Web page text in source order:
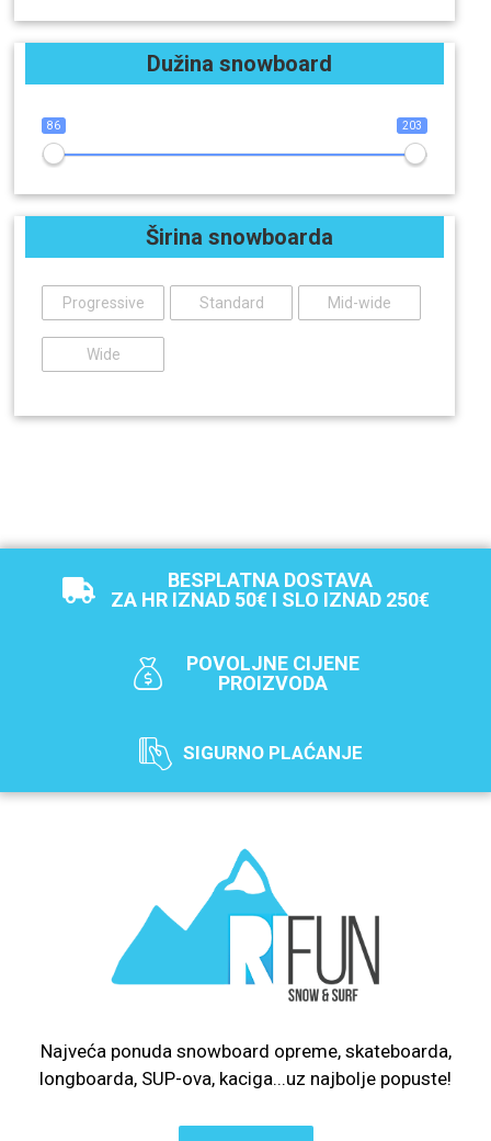
Dužina snowboard
86 203
Širina snowboarda
Progressive Standard Mid-wide
Wide
BESPLATNA DOSTAVA
ZA HR IZNAD 50€ I SLO IZNAD 250€
POVOLJNE CIJENE
PROIZVODA
SIGURNO PLAĆANJE
Najveća ponuda snowboard opreme, skateboarda,
longboarda, SUP-ova, kaciga...uz najbolje popuste!